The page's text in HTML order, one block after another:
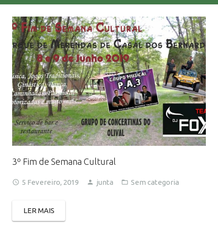
Turismo e Lazer
Instituições e Empresas
Contatos
3º Fim de Semana Cultural
5 Fevereiro, 2019 junta Sem categoria
LER MAIS